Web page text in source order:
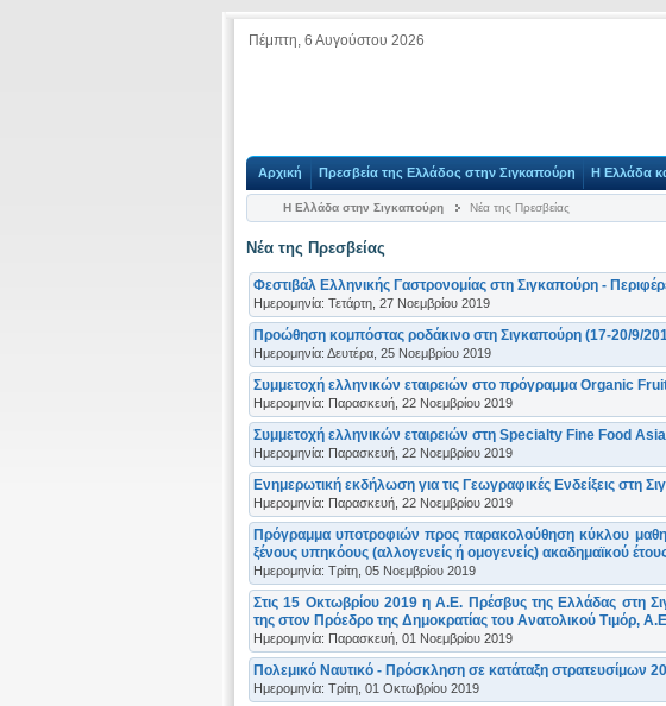
Πέμπτη, 6 Αυγούστου 2026
Αρχική Πρεσβεία της Ελλάδος στην Σιγκαπούρη Η Ελλάδα
Η Ελλάδα στην Σιγκαπούρη Νέα της Πρεσβείας
Νέα της Πρεσβείας
Φεστιβάλ Ελληνικής Γαστρονομίας στη Σιγκαπούρη -
Ημερομηνία: Τετάρτη, 27 Νοεμβρίου 2019
Προώθηση κομπόστας ροδάκινο στη Σιγκαπούρη (17-20/9/
Ημερομηνία: Δευτέρα, 25 Νοεμβρίου 2019
Συμμετοχή ελληνικών εταιρειών στο πρόγραμμα Organic
Ημερομηνία: Παρασκευή, 22 Νοεμβρίου 2019
Συμμετοχή ελληνικών εταιρειών στη Specialty Fine Food
Ημερομηνία: Παρασκευή, 22 Νοεμβρίου 2019
Ενημερωτική εκδήλωση για τις Γεωγραφικές Ενδείξεις στη
Ημερομηνία: Παρασκευή, 22 Νοεμβρίου 2019
Πρόγραμμα υποτροφιών προς παρακολούθηση κύκλου
ξένους υπηκόους (αλλογενείς ή ομογενείς) ακαδημαϊκού
Ημερομηνία: Τρίτη, 05 Νοεμβρίου 2019
Στις 15 Οκτωβρίου 2019 η Α.Ε. Πρέσβυς της Ελλάδας στη
της στον Πρόεδρο της Δημοκρατίας του Ανατολικού Τιμόρ,
Ημερομηνία: Παρασκευή, 01 Νοεμβρίου 2019
Πολεμικό Ναυτικό - Πρόσκληση σε κατάταξη στρατευσίμων
Ημερομηνία: Τρίτη, 01 Οκτωβρίου 2019